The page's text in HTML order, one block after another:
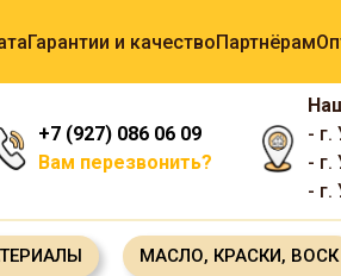
Гарантии и качествоПартнёрам
+7 (927) 086 06 09
Вам перезвонить?
-
-
- г.
МАСЛО, КРАСКИ, ВОСК